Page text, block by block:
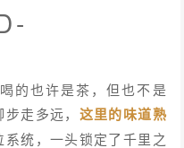
的也许是茶，但也不是
走多远， 这里的味道熟
统，一头锁定了千里之